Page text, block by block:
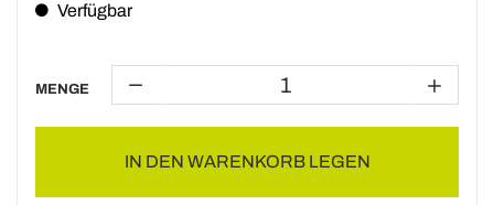
Verfügbar
MENGE
IN DEN WARENKORB LEGEN